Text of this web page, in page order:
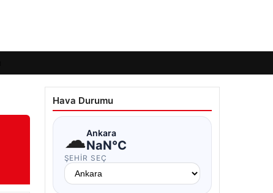
Hava Durumu
☁Ankara
NaN°C
ŞEHIR SEÇ